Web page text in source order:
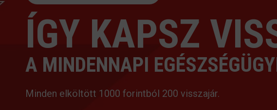
ÍGY KAPSZ
A MINDENNAPI
Minden elköltött 1000 forintból 200 visszajár.